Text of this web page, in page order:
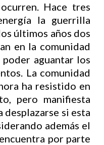
Hace tres
la guerrilla
últimos años dos
en la comunidad
aguantar los
La comunidad
ha resistido en
pero manifiesta
desplazarse si esta
además el
por parte